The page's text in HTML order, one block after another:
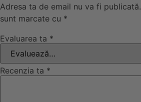
Adresa ta de email nu va fi publicată.
sunt marcate cu *
Evaluarea ta *
Recenzia ta *